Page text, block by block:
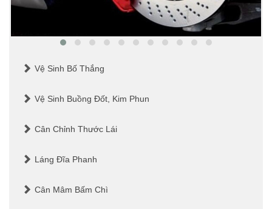
Vệ Sinh Bố Thắng
Vệ Sinh Buồng Đốt, Kim Phun
Cân Chỉnh Thước Lái
Láng Đĩa Phanh
Cân Mâm Bấm Chì